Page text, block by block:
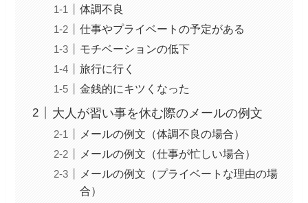
体調不良
仕事やプライベートの予定がある
モチベーションの低下
旅行に行く
金銭的にキツくなった
大人が習い事を休む際のメールの例文
メールの例文（体調不良の場合）
メールの例文（仕事が忙しい場合）
メールの例文（プライベートな理由の場
合）